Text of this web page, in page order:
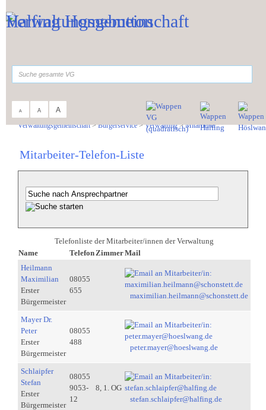
A A A
Verwaltungsgemeinschaft>Bürgerservice>Verwaltung>Mitarbeiter
Mitarbeiter-Telefon-Liste
Telefonliste der Mitarbeiter/innen der Verwaltung
Name
Telefon ZimmerMail
Heilmann
Maximilian
Erster
Bürgermeister
08055
655
maximilian.heilmann@schonstett.de
Mayer Dr.
Peter
Erster
Bürgermeister
08055
488
peter.mayer@hoeslwang.de
Schlaipfer
Stefan
Erster
Bürgermeister
08055
9053-
12
8, 1. OG
stefan.schlaipfer@halfing.de